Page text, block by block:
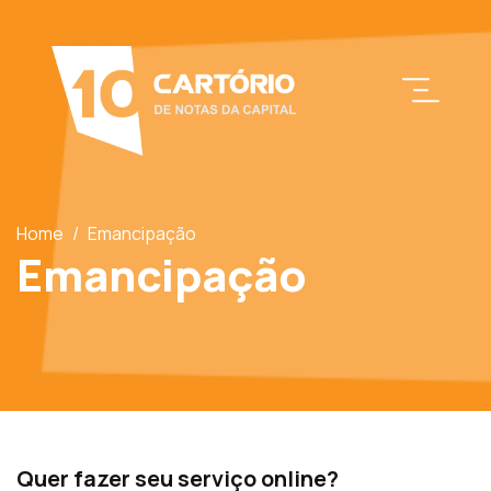
Home / Emancipação
Emancipação
Quer fazer seu serviço online?